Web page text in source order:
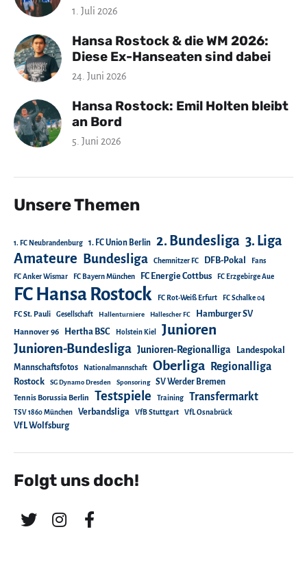
1. Juli 2026
Hansa Rostock & die WM 2026:
Diese Ex-Hanseaten sind dabei
24. Juni 2026
Hansa Rostock: Emil Holten bleibt
an Bord
5. Juni 2026
Unsere Themen
1. FC Neubrandenburg 1. FC Union Berlin 2. Bundesliga 3. Liga
Amateure Bundesliga Chemnitzer FC DFB-Pokal Fans
FC Anker Wismar FC Bayern München FC Energie Cottbus FC Erzgebirge Aue
FC Hansa Rostock FC Rot-Weiß Erfurt FC Schalke 04
FC St. Pauli Gesellschaft Hallenturniere Hallescher FC Hamburger SV
Hannover 96 Hertha BSC Holstein Kiel Junioren
Junioren-Bundesliga Junioren-Regionalliga
Landespokal
Mannschaftsfotos
Nationalmannschaft Oberliga Regionalliga
Rostock SG Dynamo Dresden Sponsoring SV Werder Bremen
Tennis Borussia Berlin Testspiele Training Transfermarkt
TSV 1860 München Verbandsliga VfB Stuttgart VfL Osnabrück
VfL Wolfsburg
Folgt uns doch!